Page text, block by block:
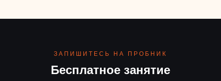
Бесплатное занятие
ЗАПИШИТЕСЬ НА ПРОБНИК